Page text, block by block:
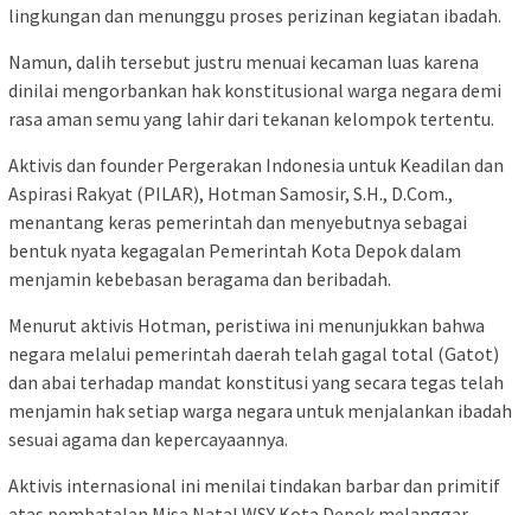
lingkungan dan menunggu proses perizinan kegiatan ibadah.
Namun, dalih tersebut justru menuai kecaman luas karena
dinilai mengorbankan hak konstitusional warga negara demi
rasa aman semu yang lahir dari tekanan kelompok tertentu.
Aktivis dan founder Pergerakan Indonesia untuk Keadilan dan
Aspirasi Rakyat (PILAR), Hotman Samosir, S.H., D.Com.,
menantang keras pemerintah dan menyebutnya sebagai
bentuk nyata kegagalan Pemerintah Kota Depok dalam
menjamin kebebasan beragama dan beribadah.
Menurut aktivis Hotman, peristiwa ini menunjukkan bahwa
negara melalui pemerintah daerah telah gagal total (Gatot)
dan abai terhadap mandat konstitusi yang secara tegas telah
menjamin hak setiap warga negara untuk menjalankan ibadah
sesuai agama dan kepercayaannya.
Aktivis internasional ini menilai tindakan barbar dan primitif